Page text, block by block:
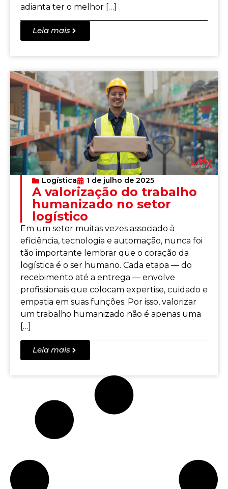
adianta ter o melhor […]
Leia mais
Logística 1 de julho de 2025
A valorização do trabalho
humanizado no setor
logístico
Em um setor muitas vezes associado à
eficiência, tecnologia e automação, nunca foi
tão importante lembrar que o coração da
logística é o ser humano. Cada etapa — do
recebimento até a entrega — envolve
profissionais que colocam expertise, cuidado e
empatia em suas funções. Por isso, valorizar
um trabalho humanizado não é apenas uma
[…]
Leia mais